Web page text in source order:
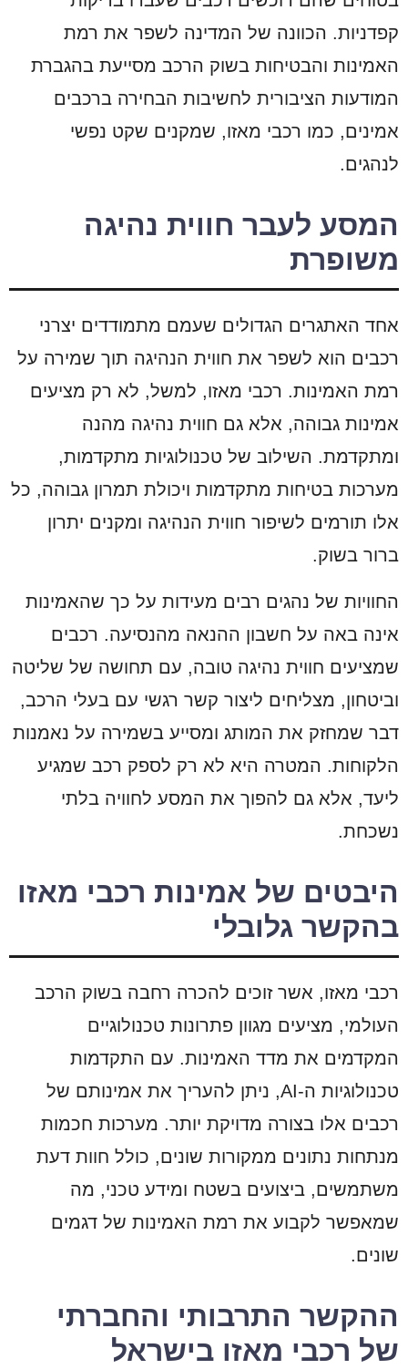
קפדניות. הכוונה של המדינה לשפר את רמת
האמינות והבטיחות בשוק הרכב מסייעת בהגברת
המודעות הציבורית לחשיבות הבחירה ברכבים
אמינים, כמו רכבי מאזו, שמקנים שקט נפשי
לנהגים.
המסע לעבר חווית נהיגה
משופרת
אחד האתגרים הגדולים שעמם מתמודדים יצרני
רכבים הוא לשפר את חווית הנהיגה תוך שמירה על
רמת האמינות. רכבי מאזו, למשל, לא רק מציעים
אמינות גבוהה, אלא גם חווית נהיגה מהנה
ומתקדמת. השילוב של טכנולוגיות מתקדמות,
מערכות בטיחות מתקדמות ויכולת תמרון גבוהה, כל
אלו תורמים לשיפור חווית הנהיגה ומקנים יתרון
ברור בשוק.
החוויות של נהגים רבים מעידות על כך שהאמינות
אינה באה על חשבון ההנאה מהנסיעה. רכבים
שמציעים חווית נהיגה טובה, עם תחושה של שליטה
וביטחון, מצליחים ליצור קשר רגשי עם בעלי הרכב,
דבר שמחזק את המותג ומסייע בשמירה על נאמנות
הלקוחות. המטרה היא לא רק לספק רכב שמגיע
ליעד, אלא גם להפוך את המסע לחוויה בלתי
נשכחת.
היבטים של אמינות רכבי מאזו
בהקשר גלובלי
רכבי מאזו, אשר זוכים להכרה רחבה בשוק הרכב
העולמי, מציעים מגוון פתרונות טכנולוגיים
המקדמים את מדד האמינות. עם התקדמות
טכנולוגיות ה-AI, ניתן להעריך את אמינותם של
רכבים אלו בצורה מדויקת יותר. מערכות חכמות
מנתחות נתונים ממקורות שונים, כולל חוות דעת
משתמשים, ביצועים בשטח ומידע טכני, מה
שמאפשר לקבוע את רמת האמינות של דגמים
שונים.
ההקשר התרבותי והחברתי
של רכבי מאזו בישראל